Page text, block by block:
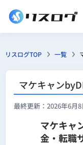
リスログTOP 一覧
マケキャン
最終更新：2026年6月8
マケキャ
金・転職